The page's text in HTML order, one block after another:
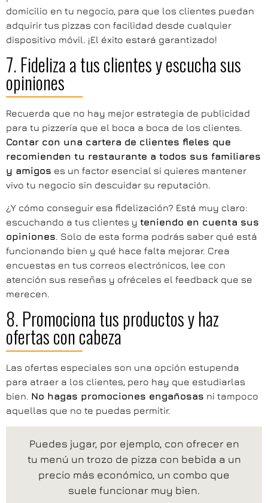
domicilio en tu negocio, para que los clientes puedan
adquirir tus pizzas con facilidad desde cualquier
dispositivo móvil. ¡El éxito estará garantizado!
7. Fideliza a tus clientes y escucha sus
opiniones
Recuerda que no hay mejor estrategia de publicidad
para tu pizzería que el boca a boca de los clientes.
Contar con una cartera de clientes fieles que
recomienden tu restaurante a todos sus familiares
y amigos es un factor esencial si quieres mantener
vivo tu negocio sin descuidar su reputación.
¿Y cómo conseguir esa fidelización? Está muy claro:
escuchando a tus clientes y teniendo en cuenta sus
opiniones. Solo de esta forma podrás saber qué está
funcionando bien y qué hace falta mejorar. Crea
encuestas en tus correos electrónicos, lee con
atención sus reseñas y ofréceles el feedback que se
merecen.
8. Promociona tus productos y haz
ofertas con cabeza
Las ofertas especiales son una opción estupenda
para atraer a los clientes, pero hay que estudiarlas
bien. No hagas promociones engañosas ni tampoco
aquellas que no te puedas permitir.
Puedes jugar, por ejemplo, con ofrecer en
tu menú un trozo de pizza con bebida a un
precio más económico, un combo que
suele funcionar muy bien.